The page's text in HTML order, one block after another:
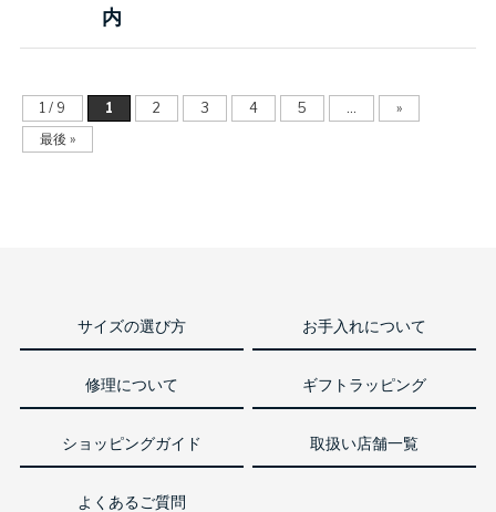
内
1 / 9 1 2 3 4 5 ...
»
最後 »
サイズの選び方 お手入れについて
修理について ギフトラッピング
ショッピングガイド 取扱い店舗一覧
よくあるご質問